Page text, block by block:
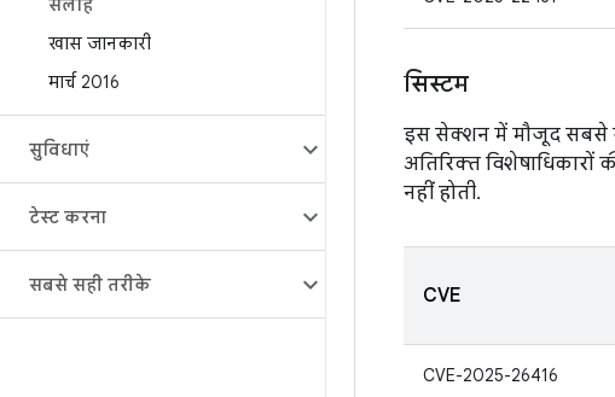
सलाह
खास जानकारी
मार्च 2016
सुविधाएं
टेस्ट करना
सबसे सही तरीके
सिस्टम
इस सेक्शन में मौजूद सबसे
अतिरिक्त
नहीं होती.
CVE
CVE-2025-26416